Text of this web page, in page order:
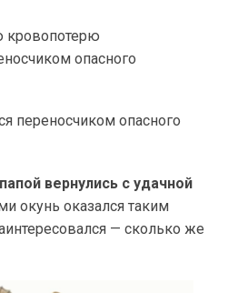
кровопотерю
опасного
переносчиком опасного
вернулись с удачной
окунь оказался таким
— сколько же